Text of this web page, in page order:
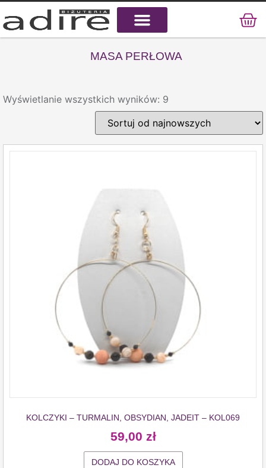
MASA PERŁOWA
Wyświetlanie wszystkich wyników: 9
KOLCZYKI – TURMALIN, OBSYDIAN, JADEIT – KOL069
59,00 zł
DODAJ DO KOSZYKA